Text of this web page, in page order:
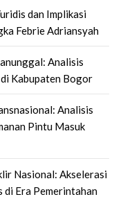
dan Implikasi
Febrie Adriansyah
Analisis
Kabupaten Bogor
Analisis
Pintu Masuk
Nasional: Akselerasi
di Era Pemerintahan